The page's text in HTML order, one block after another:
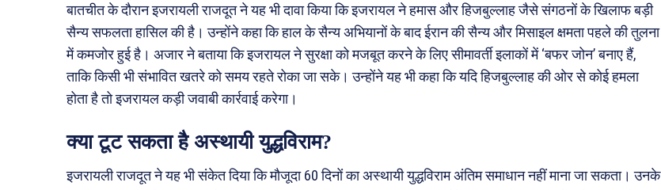
बातचीत के दौरान इजरायली राजदूत ने यह भी दावा किया कि इजरायल ने हमास और हिजबुल्लाह जैसे संगठनों के खिलाफ बड़ी
सैन्य सफलता हासिल की है। उन्होंने कहा कि हाल के सैन्य अभियानों के बाद ईरान की सैन्य और मिसाइल क्षमता पहले की तुलना
में कमजोर हुई है। अजार ने बताया कि इजरायल ने सुरक्षा को मजबूत करने के लिए सीमावर्ती इलाकों में ‘बफर जोन’ बनाए हैं,
ताकि किसी भी संभावित खतरे को समय रहते रोका जा सके। उन्होंने यह भी कहा कि यदि हिजबुल्लाह की ओर से कोई हमला
होता है तो इजरायल कड़ी जवाबी कार्रवाई करेगा।
क्या टूट सकता है अस्थायी युद्धविराम?
इजरायली राजदूत ने यह भी संकेत दिया कि मौजूदा 60 दिनों का अस्थायी युद्धविराम अंतिम समाधान नहीं माना जा सकता। उनके